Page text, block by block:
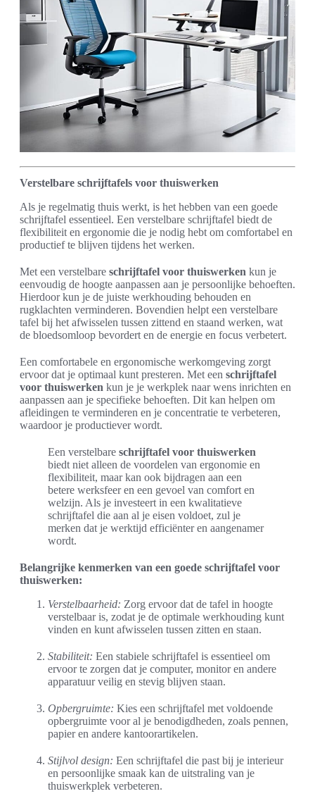
Verstelbare schrijftafels voor thuiswerken
Als je regelmatig thuis werkt, is het hebben van een goede
schrijftafel essentieel. Een verstelbare schrijftafel biedt de
flexibiliteit en ergonomie die je nodig hebt om comfortabel en
productief te blijven tijdens het werken.
Met een verstelbare schrijftafel voor thuiswerken kun je
eenvoudig de hoogte aanpassen aan je persoonlijke behoeften.
Hierdoor kun je de juiste werkhouding behouden en
rugklachten verminderen. Bovendien helpt een verstelbare
tafel bij het afwisselen tussen zittend en staand werken, wat
de bloedsomloop bevordert en de energie en focus verbetert.
Een comfortabele en ergonomische werkomgeving zorgt
ervoor dat je optimaal kunt presteren. Met een schrijftafel
voor thuiswerken kun je je werkplek naar wens inrichten en
aanpassen aan je specifieke behoeften. Dit kan helpen om
afleidingen te verminderen en je concentratie te verbeteren,
waardoor je productiever wordt.
Een verstelbare schrijftafel voor thuiswerken
biedt niet alleen de voordelen van ergonomie en
flexibiliteit, maar kan ook bijdragen aan een
betere werksfeer en een gevoel van comfort en
welzijn. Als je investeert in een kwalitatieve
schrijftafel die aan al je eisen voldoet, zul je
merken dat je werktijd efficiënter en aangenamer
wordt.
Belangrijke kenmerken van een goede schrijftafel voor
thuiswerken:
Verstelbaarheid: Zorg ervoor dat de tafel in hoogte
verstelbaar is, zodat je de optimale werkhouding kunt
vinden en kunt afwisselen tussen zitten en staan.
Stabiliteit: Een stabiele schrijftafel is essentieel om
ervoor te zorgen dat je computer, monitor en andere
apparatuur veilig en stevig blijven staan.
Opbergruimte: Kies een schrijftafel met voldoende
opbergruimte voor al je benodigdheden, zoals pennen,
papier en andere kantoorartikelen.
Stijlvol design: Een schrijftafel die past bij je interieur
en persoonlijke smaak kan de uitstraling van je
thuiswerkplek verbeteren.